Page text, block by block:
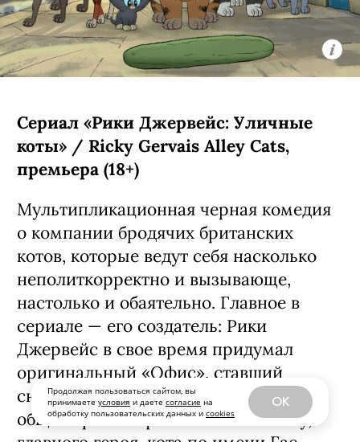
Продолжая пользоваться сайтом, вы
принимаете условия и даете согласие на
обработку пользовательских данных и cookies
OK
Сериал «Рики Джервейс: Уличные
коты» / Ricky Gervais Alley Cats,
премьера (18+)
Мультипликационная черная комедия
о компании бродячих британских
котов, которые ведут себя насколько
неполиткорректно и вызывающе,
настолько и обаятельно. Главное в
сериале — его создатель: Рики
Джервейс в свое время придумал
оригинальный «Офис», ставший
сначала хитом на родине, а затем и
общемировым феноменом. К слову,